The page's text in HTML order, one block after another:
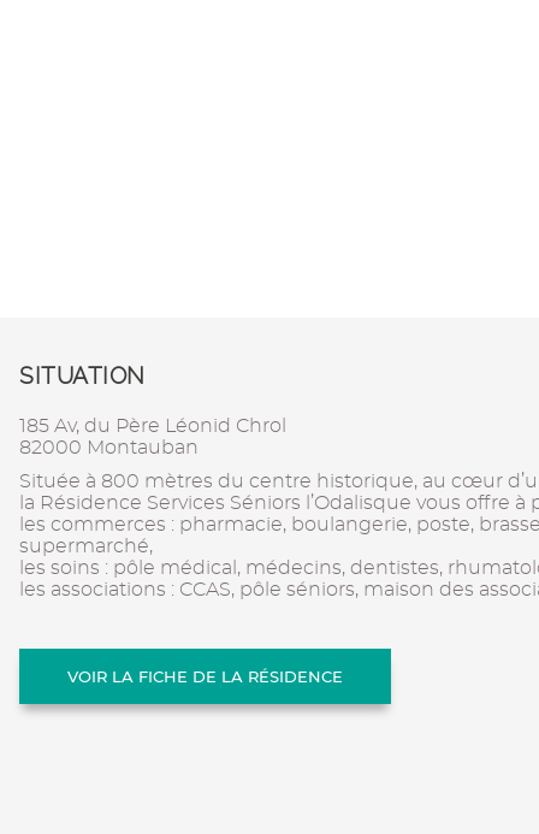
SITUATION
185 Av, du Père Léonid Chrol
82000 Montauban
Située à 800 mètres du centre historique, au cœur
la Résidence Services Séniors l’Odalisque vous offre à
les commerces : pharmacie, boulangerie, poste,
supermarché,
les soins : pôle médical, médecins, dentistes,
les associations : CCAS, pôle séniors, maison des
VOIR LA FICHE DE LA RÉSIDENCE